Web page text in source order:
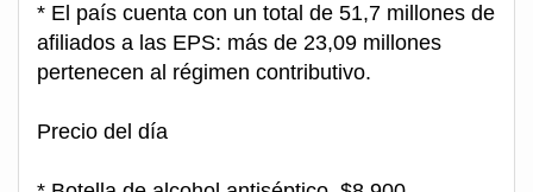
* El país cuenta con un total de 51,7 millones de
afiliados a las EPS: más de 23,09 millones
pertenecen al régimen contributivo.
Precio del día